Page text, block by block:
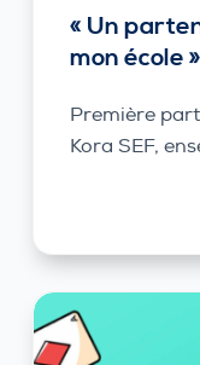
« Un
mon école
Première
Kora SEF,